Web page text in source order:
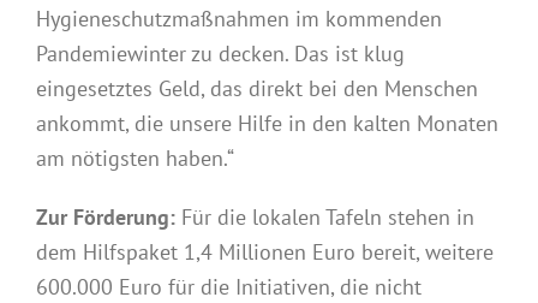
Hygieneschutzmaßnahmen im kommenden
Pandemiewinter zu decken. Das ist klug
eingesetztes Geld, das direkt bei den Menschen
ankommt, die unsere Hilfe in den kalten Monaten
am nötigsten haben.“
Zur Förderung: Für die lokalen Tafeln stehen in
dem Hilfspaket 1,4 Millionen Euro bereit, weitere
600.000 Euro für die Initiativen, die nicht